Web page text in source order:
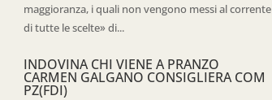
maggioranza, i quali non vengono messi al corrente
di tutte le scelte» di...
INDOVINA CHI VIENE A PRANZO
CARMEN GALGANO CONSIGLIERA COM
PZ(FDI)